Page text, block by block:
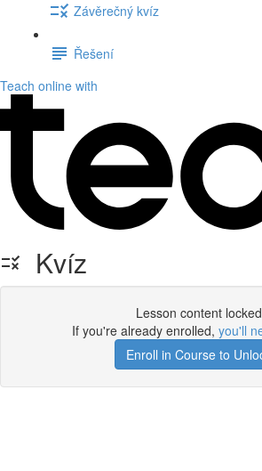
Závěrečný kvíz
Řešení
Teach online with
Kvíz
Lesson content locked
If you're already enrolled, you'll
Enroll in Course to